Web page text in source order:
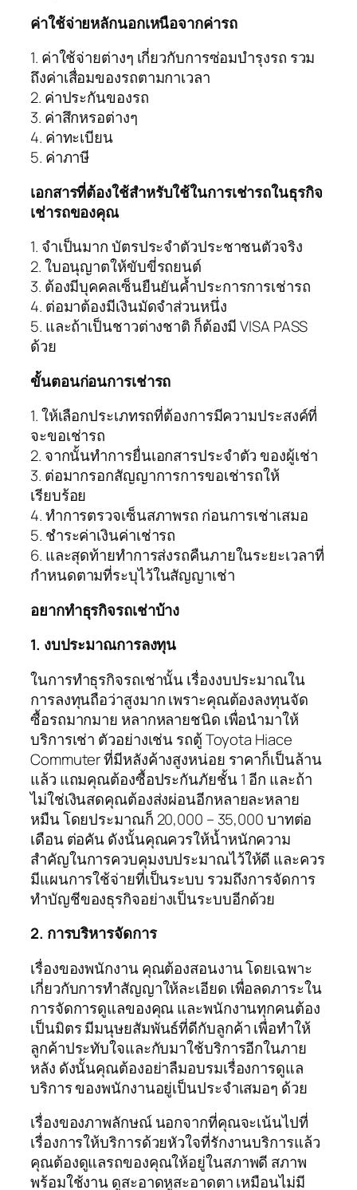
ค่าใช้จ่ายหลักนอกเหนือจากค่ารถ
1. ค่าใช้จ่ายต่างๆ เกี่ยวกับการซ่อมบำรุงรถ รวม
ถึงค่าเสื่อมของรถตามกาเวลา
2. ค่าประกันของรถ
3. ค่าสึกหรอต่างๆ
4. ค่าทะเบียน
5. ค่าภาษี
เอกสารที่ต้องใช้สำหรับใช้ในการเช่ารถในธุรกิจ
เช่ารถของคุณ
1. จำเป็นมาก บัตรประจำตัวประชาชนตัวจริง
2. ใบอนุญาตให้ขับขี่รถยนต์
3. ต้องมีบุคคลเซ็นยืนยันค้ำประการการเช่ารถ
4. ต่อมาต้องมีเงินมัดจำส่วนหนึ่ง
5. และถ้าเป็นชาวต่างชาติ ก็ต้องมี VISA PASS
ด้วย
ขั้นตอนก่อนการเช่ารถ
1. ให้เลือกประเภทรถที่ต้องการมีความประสงค์ที่
จะขอเช่ารถ
2. จากนั้นทำการยื่นเอกสารประจำตัว ของผู้เช่า
3. ต่อมากรอกสัญญาการการขอเช่ารถให้
เรียบร้อย
4. ทำการตรวจเซ็นสภาพรถ ก่อนการเช่าเสมอ
5. ชำระค่าเงินค่าเช่ารถ
6. และสุดท้ายทำการส่งรถคืนภายในระยะเวลาที่
กำหนดตามที่ระบุไว้ในสัญญาเช่า
อยากทำธุรกิจรถเช่าบ้าง
1. งบประมาณการลงทุน
ในการทำธุรกิจรถเช่านั้น เรื่องงบประมาณใน
การลงทุนถือว่าสูงมาก เพราะคุณต้องลงทุนจัด
ซื้อรถมากมาย หลากหลายชนิด เพื่อนำมาให้
บริการเช่า ตัวอย่างเช่น รถตู้ Toyota Hiace
Commuter ที่มีหลังค้างสูงหน่อย ราคาก็เป็นล้าน
แล้ว แถมคุณต้องซื้อประกันภัยชั้น 1 อีก และถ้า
ไม่ใช่เงินสดคุณต้องส่งผ่อนอีกหลายละหลาย
หมืน โดยประมาณก็ 20,000 – 35,000 บาทต่อ
เดือน ต่อคัน ดังนั้นคุณควรให้น้ำหนักความ
สำคัญในการควบคุมงบประมาณไว้ให้ดี และควร
มีแผนการใช้จ่ายที่เป็นระบบ รวมถึงการจัดการ
ทำบัญชีของธุรกิจอย่างเป็นระบบอีกด้วย
2. การบริหารจัดการ
เรื่องของพนักงาน คุณต้องสอนงาน โดยเฉพาะ
เกี่ยวกับการทำสัญญาให้ละเอียด เพื่อลดภาระใน
การจัดการดูแลของคุณ และพนักงานทุกคนต้อง
เป็นมิตร มีมนุษยสัมพันธ์ที่ดีกับลูกค้า เพื่อทำให้
ลูกค้าประทับใจและกับมาใช้บริการอีกในภาย
หลัง ดังนั้นคุณต้องอย่าลืมอบรมเรื่องการดูแล
บริการ ของพนักงานอยู่เป็นประจำเสมอๆ ด้วย
เรื่องของภาพลักษณ์ นอกจากที่คุณจะเน้นไปที่
เรื่องการให้บริการด้วยหัวใจที่รักงานบริการแล้ว
คุณต้องดูแลรถของคุณให้อยู่ในสภาพดี สภาพ
พร้อมใช้งาน ดูสะอาดหูสะอาดตา เหมือนไม่มี